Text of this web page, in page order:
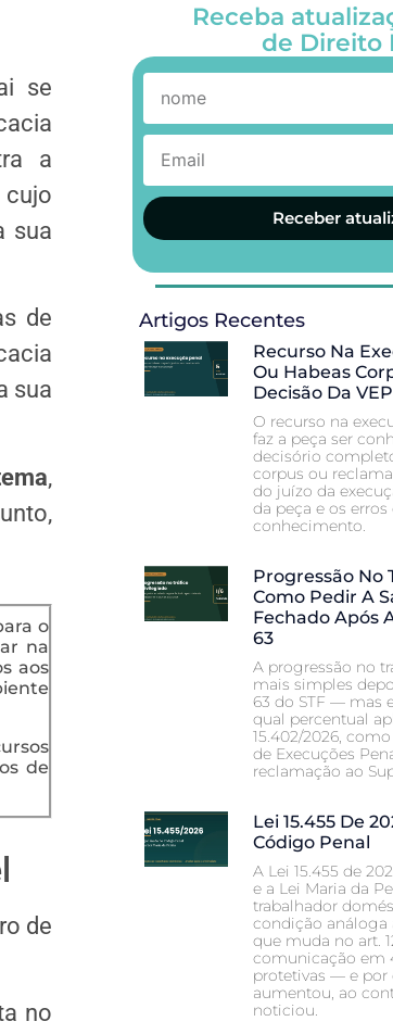
se
a
sua
de
sua
,
o
na
aos
de
de
no
Receba
de Direito
Receber
Artigos Recentes
Recurso Na
Ou Habeas
Decisão Da VEP
O recurso na
faz a peça ser
decisório
corpus ou
do juízo da
da peça e os
conhecimento.
Progressão No
Como Pedir A
Fechado Após
63
A progressão no
mais simples
63 do STF — mas
qual percentual
15.402/2026,
de Execuções
reclamação ao
Lei 15.455 De
Código Penal
A Lei 15.455 de
e a Lei Maria da
trabalhador
condição análoga
que muda no art.
comunicação em
protetivas — e por
aumentou, ao
noticiou.